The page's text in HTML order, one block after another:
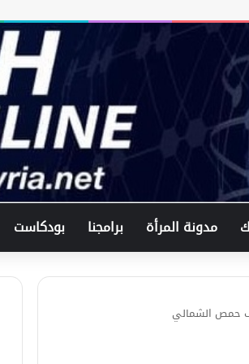
مدونة المرأة برامجنا بودكاست
حمص الشمالي
اتصال هاتفي .. وزير الخارجيّة
يبحث مع نظيره الفرنسي آخر
الشرع يستقبل وفد من شركة
للاتصالات في القصر الرئاسي.
العلاقات الثنائيّة .. الرئيس الشرع
سبل تعزيز التعليم العالي في